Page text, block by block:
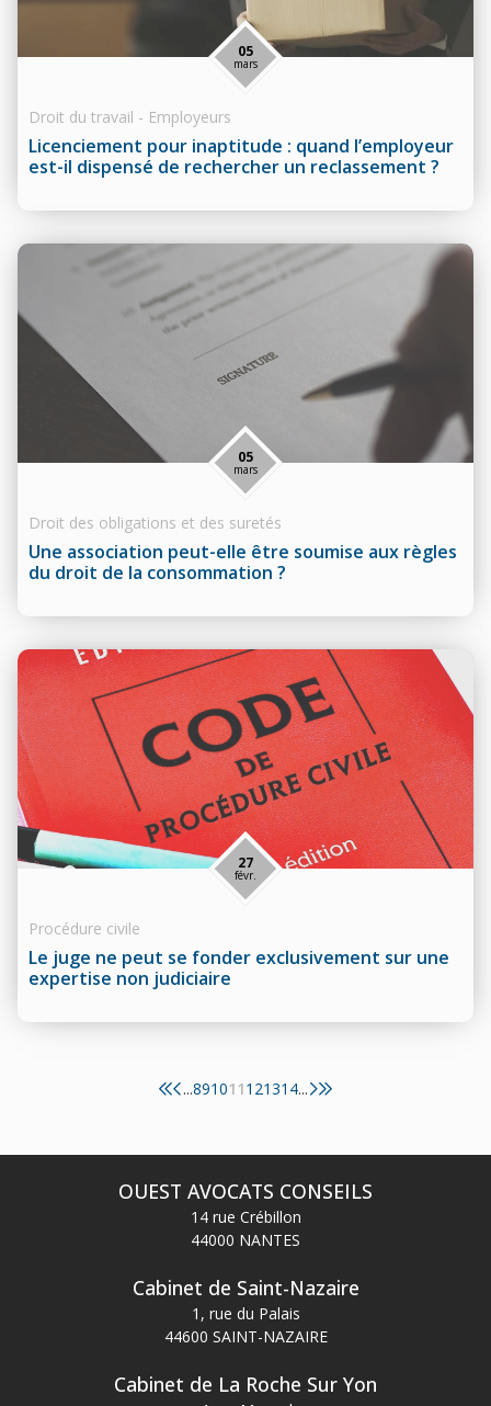
Licenciement pour inaptitude : quand l’employeur
est-il dispensé de rechercher un reclassement ?
05
mars
Droit du travail - Employeurs
Une association peut-elle être soumise aux règles
du droit de la consommation ?
05
mars
Droit des obligations et des suretés
Le juge ne peut se fonder exclusivement sur une
expertise non judiciaire
27
févr.
Procédure civile
...891011121314...
OUEST AVOCATS CONSEILS
14 rue Crébillon
44000 NANTES
Cabinet de Saint-Nazaire
1, rue du Palais
44600 SAINT-NAZAIRE
Cabinet de La Roche Sur Yon